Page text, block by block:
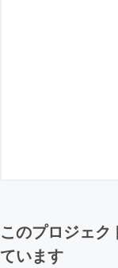
このプロジェク
ています